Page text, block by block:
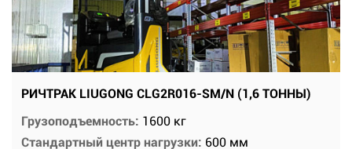
РИЧТРАК LIUGONG CLG2R016-SM/N (1,6 ТОННЫ)
Грузоподъемность: 1600 кг
Стандартный центр нагрузки: 600 мм